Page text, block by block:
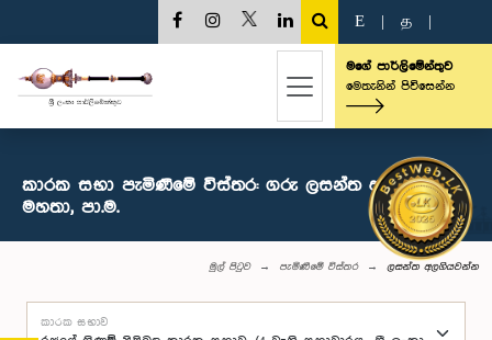
E த
මගේ පාර්ලිමේන්තුව
මෙතැනින් පිවිසෙන්න
කාරක සභා පැමිණීමේ විස්තර: ගරු ලසන්ත අලගියවන්න
මහතා, පා.ම.
මුල් පිටුව පැමිණීමේ විස්තර ලසන්ත අලගියවන්න
කාරක සභාව